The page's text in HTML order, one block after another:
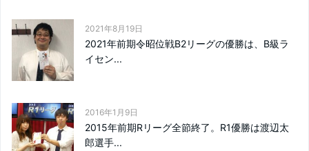
2021年8月19日
2021年前期令昭位戦B2リーグの優勝は、B級ラ
イセン...
2016年1月9日
2015年前期Rリーグ全節終了。R1優勝は渡辺太
郎選手...